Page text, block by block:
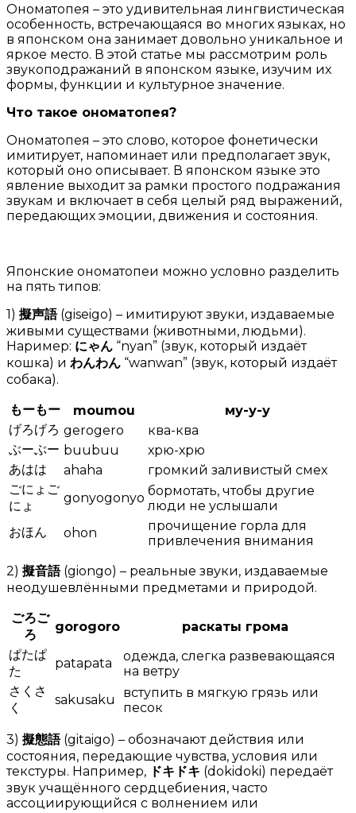
Ономатопея – это удивительная лингвистическая
особенность, встречающаяся во многих языках, но
в японском она занимает довольно уникальное и
яркое место. В этой статье мы рассмотрим роль
звукоподражаний в японском языке, изучим их
формы, функции и культурное значение.
Что такое ономатопея?
Ономатопея – это слово, которое фонетически
имитирует, напоминает или предполагает звук,
который оно описывает. В японском языке это
явление выходит за рамки простого подражания
звукам и включает в себя целый ряд выражений,
передающих эмоции, движения и состояния.
Японские ономатопеи можно условно разделить
на пять типов:
1) 擬声語(giseigo) – имитируют звуки, издаваемые
живыми существами (животными, людьми).
Наример: にゃん “nyan” (звук, который издаёт
кошка) и わんわん “wanwan” (звук, который издаёт
собака).
もーもー
moumou
му-у-у
げろげろ gerogero
ква-ква
ぶーぶー buubuu
хрю-хрю
あはは
ahaha
громкий заливистый смех
ごにょご
にょ
gonyogonyo бормотать, чтобы другие
люди не услышали
おほん
ohon
прочищение горла для
привлечения внимания
2) 擬音語(giongo) – реальные звуки, издаваемые
неодушевлёнными предметами и природой.
ごろご
ろ
gorogoro
раскаты грома
ぱたぱ
た
patapata
одежда, слегка развевающаяся
на ветру
さくさ
く
sakusaku
вступить в мягкую грязь или
песок
3) 擬態語(gitaigo) – обозначают действия или
состояния, передающие чувства, условия или
текстуры. Например, ドキドキ (dokidoki) передаёт
звук учащённого сердцебиения, часто
ассоциирующийся с волнением или